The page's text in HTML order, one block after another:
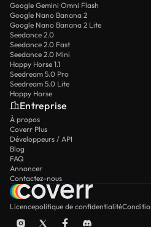
Google Gemini Omni Flash
Google Nano Banana 2
Google Nano Banana 2 Lite
Seedance 2.0
Seedance 2.0 Fast
Seedance 2.0 Mini
Happy Horse 1.1
Seedream 5.0 Pro
Seedream 5.0 Lite
Happy Horse
Entreprise
À propos
Coverr Plus
Développeurs / API
Blog
FAQ
Annoncer
Contactez-nous
Licencepolitique de confidentialité